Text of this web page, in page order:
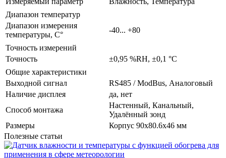
Диапазон температур
Диапазон измерения
температуры, С°
-40... +80
Точность измерений
Точность
±0,95 %RH, ±0,1 °C
Общие характеристики
Выходной сигнал
RS485 / ModBus, Аналоговый
Наличие дисплея
да, нет
Способ монтажа
Настенный, Канальный,
Удалённый зонд
Размеры
Корпус 90х80.6х46 мм
Полезные статьи